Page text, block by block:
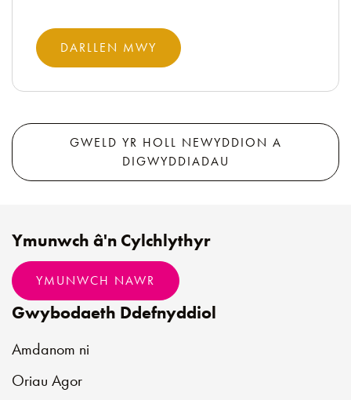
DARLLEN MWY
GWELD YR HOLL NEWYDDION A
DIGWYDDIADAU
Gwybodaeth Ddefnyddiol
Amdanom ni
Oriau Agor
Ymunwch â'n Cylchlythyr
YMUNWCH NAWR